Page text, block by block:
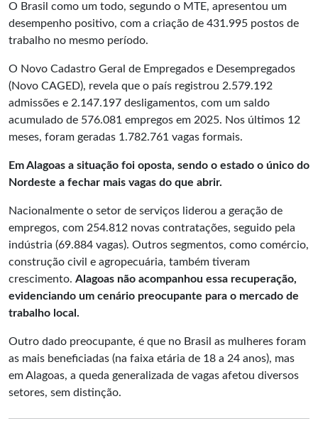
O Brasil como um todo, segundo o MTE, apresentou um
desempenho positivo, com a criação de 431.995 postos de
trabalho no mesmo período.
O Novo Cadastro Geral de Empregados e Desempregados
(Novo CAGED), revela que o país registrou 2.579.192
admissões e 2.147.197 desligamentos, com um saldo
acumulado de 576.081 empregos em 2025. Nos últimos 12
meses, foram geradas 1.782.761 vagas formais.
Em Alagoas a situação foi oposta, sendo o estado o único do
Nordeste a fechar mais vagas do que abrir.
Nacionalmente o setor de serviços liderou a geração de
empregos, com 254.812 novas contratações, seguido pela
indústria (69.884 vagas). Outros segmentos, como comércio,
construção civil e agropecuária, também tiveram
crescimento. Alagoas não acompanhou essa recuperação,
evidenciando um cenário preocupante para o mercado de
trabalho local.
Outro dado preocupante, é que no Brasil as mulheres foram
as mais beneficiadas (na faixa etária de 18 a 24 anos), mas
em Alagoas, a queda generalizada de vagas afetou diversos
setores, sem distinção.